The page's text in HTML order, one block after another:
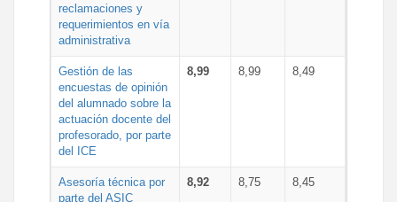
reclamaciones y
requerimientos en vía
administrativa
Gestión de las
encuestas de opinión
del alumnado sobre la
actuación docente del
profesorado, por parte
del ICE
8,99 8,99 8,49
Asesoría técnica por
parte del ASIC
8,92 8,75 8,45